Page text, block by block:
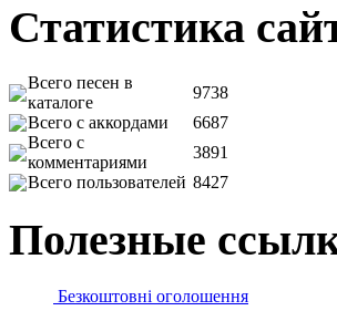
Статистика
Всего песен в
каталоге
9738
Всего с аккордами
6687
Всего с
комментариями
3891
Всего пользователей 8427
Полезные
Безкоштовні оголошення